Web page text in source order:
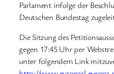
Parlament infolge der
Deutschen Bundestag
Die Sitzung des
gegen 17:45 Uhr per
unter folgendem Link